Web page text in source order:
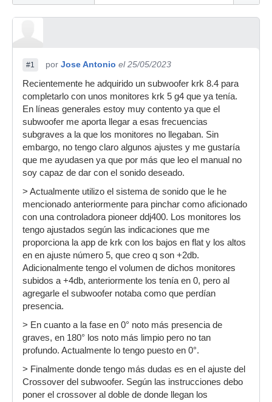
#1 por Jose Antonio el 25/05/2023
Recientemente he adquirido un subwoofer krk 8.4 para
completarlo con unos monitores krk 5 g4 que ya tenía.
En líneas generales estoy muy contento ya que el
subwoofer me aporta llegar a esas frecuencias
subgraves a la que los monitores no llegaban. Sin
embargo, no tengo claro algunos ajustes y me gustaría
que me ayudasen ya que por más que leo el manual no
soy capaz de dar con el sonido deseado.
> Actualmente utilizo el sistema de sonido que le he
mencionado anteriormente para pinchar como aficionado
con una controladora pioneer ddj400. Los monitores los
tengo ajustados según las indicaciones que me
proporciona la app de krk con los bajos en flat y los altos
en en ajuste número 5, que creo q son +2db.
Adicionalmente tengo el volumen de dichos monitores
subidos a +4db, anteriormente los tenía en 0, pero al
agregarle el subwoofer notaba como que perdían
presencia.
> En cuanto a la fase en 0° noto más presencia de
graves, en 180° los noto más limpio pero no tan
profundo. Actualmente lo tengo puesto en 0°.
> Finalmente donde tengo más dudas es en el ajuste del
Crossover del subwoofer. Según las instrucciones debo
poner el crossover al doble de donde llegan los